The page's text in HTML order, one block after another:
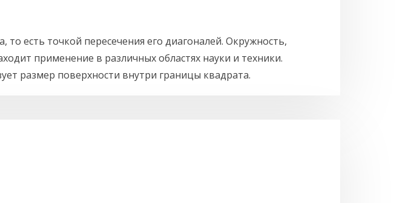
есть точкой пересечения его диагоналей. Окружность,
применение в различных областях науки и техники.
размер поверхности внутри границы квадрата.